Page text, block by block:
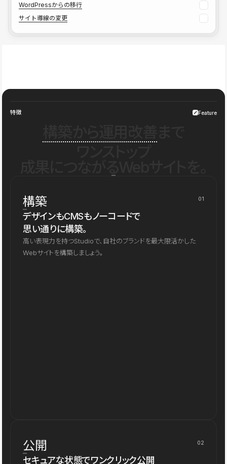
WordPressからの移行
サイト導線の変更
特徴 Feature
構築 01
デザインもCMSもノーコードで
思い通りに構築。
高い表現力を持つStudioで、自社のブランドを最大限活かした
Webサイトを構築しましょう。
公開 02
セキュアな状態でワンクリック公開